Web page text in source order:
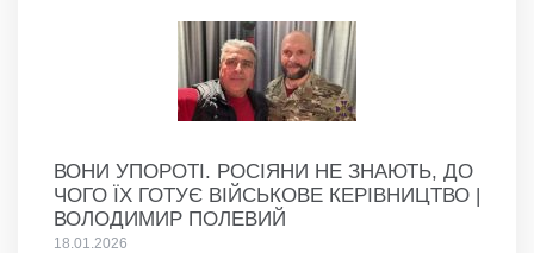
ВОНИ УПОРОТІ. РОСІЯНИ НЕ ЗНАЮТЬ, ДО
ЧОГО ЇХ ГОТУЄ ВІЙСЬКОВЕ КЕРІВНИЦТВО |
ВОЛОДИМИР ПОЛЕВИЙ
18.01.2026